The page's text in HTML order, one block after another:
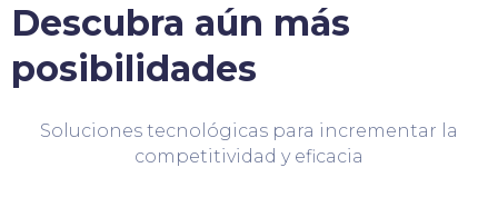
Descubra aún más
posibilidades
Soluciones tecnológicas para incrementar la
competitividad y eficacia